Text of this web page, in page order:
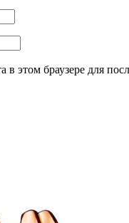
в этом браузере для